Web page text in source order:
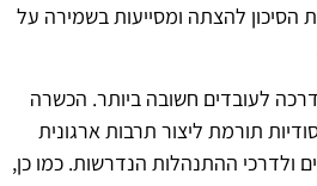
הסיכון להצתה ומסייעות בשמירה על
לעובדים חשובה ביותר. הכשרה
תורמת ליצור תרבות ארגונית
ולדרכי ההתנהלות הנדרשות. כמו כן,